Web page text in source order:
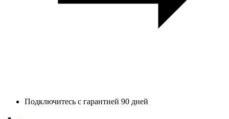
Подключитесь с гарантией 90 дней